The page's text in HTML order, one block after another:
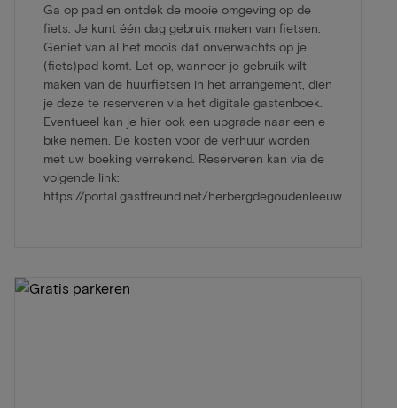
Ga op pad en ontdek de mooie omgeving op de
fiets. Je kunt één dag gebruik maken van fietsen.
Geniet van al het moois dat onverwachts op je
(fiets)pad komt. Let op, wanneer je gebruik wilt
maken van de huurfietsen in het arrangement, dien
je deze te reserveren via het digitale gastenboek.
Eventueel kan je hier ook een upgrade naar een e-
bike nemen. De kosten voor de verhuur worden
met uw boeking verrekend. Reserveren kan via de
volgende link:
https://portal.gastfreund.net/herbergdegoudenleeuw